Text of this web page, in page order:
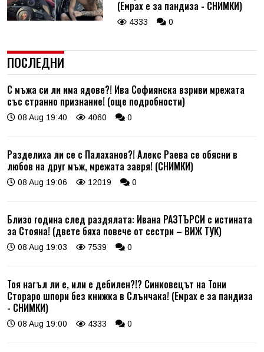
(Емрах е за пандиза - СНИМКИ)
4333 0
ПОСЛЕДНИ
С мъжа си ли има ядове?! Ива Софиянска взриви мрежата
със странно признание! (още подробности)
08 Aug 19:40 4060 0
Разделиха ли се с Палаханов?! Алекс Раева се обясни в
любов на друг мъж, мрежата завря! (СНИМКИ)
08 Aug 19:06 12019 0
Близо година след раздялата: Ивана РАЗТЪРСИ с истината
за Стояна! (двете бяха повече от сестри – ВИЖ ТУК)
08 Aug 19:03 7539 0
Тоя нагъл ли е, или е дебилен?!? Синковецът на Тони
Стораро шпори без книжка в Слънчака! (Емрах е за пандиза
- СНИМКИ)
08 Aug 19:00 4333 0